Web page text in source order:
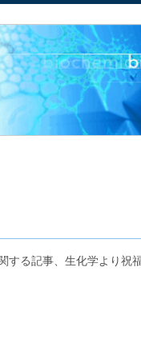
る記事、生化学より祝